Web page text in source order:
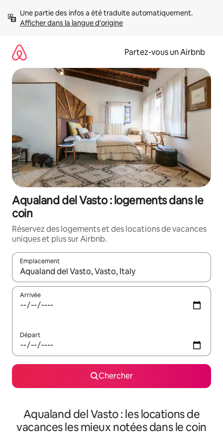
directement
Afficher dans la langue d'origine
Partez-vous un Airbnb
Aqualand del Vasto : logements dans le
coin
Réservez des logements et des locations de vacances
uniques et plus sur Airbnb.
Emplacement
Quand les résultats sont affichés, parcourez-les en utilisant
Arrivée
Départ
Chercher
Aqualand del Vasto : les locations de
vacances les mieux notées dans le coin